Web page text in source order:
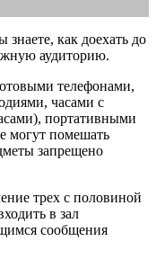
как доехать до
аудиторию.
телефонами,
часами с
портативными
могут помешать
запрещено
трех с половиной
в зал
сообщения